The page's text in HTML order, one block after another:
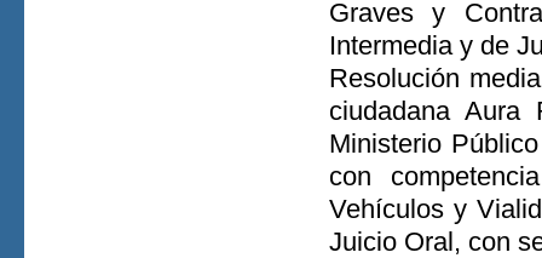
Graves y
Intermedia y de
Resolución
ciudadana
Ministerio
con
Vehículos y
Juicio Oral, con